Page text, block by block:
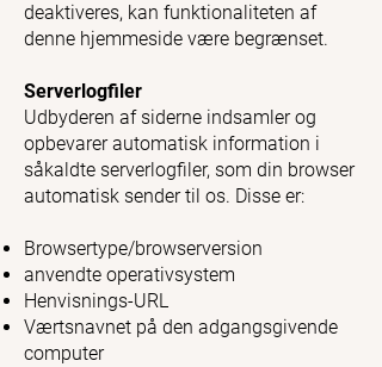
deaktiveres, kan funktionaliteten af
denne hjemmeside være begrænset.
Serverlogfiler
Udbyderen af siderne indsamler og
opbevarer automatisk information i
såkaldte serverlogfiler, som din browser
automatisk sender til os. Disse er:
Browsertype/browserversion
anvendte operativsystem
Henvisnings-URL
Værtsnavnet på den adgangsgivende
computer